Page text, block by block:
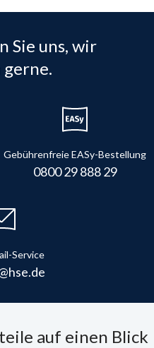
Sie uns, wir
Gebührenfreie EASy-Bestellung
0800 29 888 29
Service
auf einen Blick